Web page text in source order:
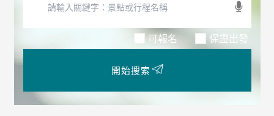
可報名 保證出發
開始搜索